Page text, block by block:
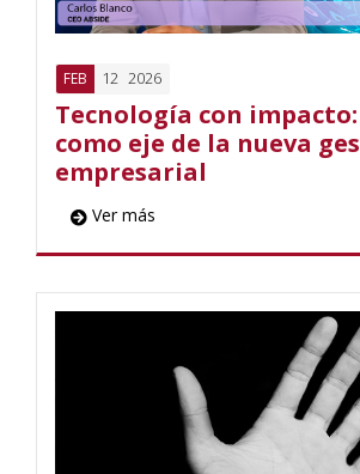
FEB 12 2026
Tecnología con impacto:
como eje de la nueva
empresarial
Ver más